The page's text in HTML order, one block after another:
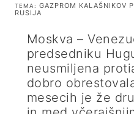
TEMA: GAZPROM KALAŠNIKOV
RUSIJA
Moskva –
predsedniku
neusmiljena
dobro
mesecih je že